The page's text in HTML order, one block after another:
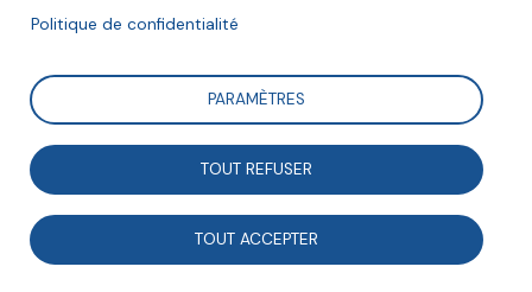
Politique de confidentialité
PARAMÈTRES
TOUT REFUSER
TOUT ACCEPTER